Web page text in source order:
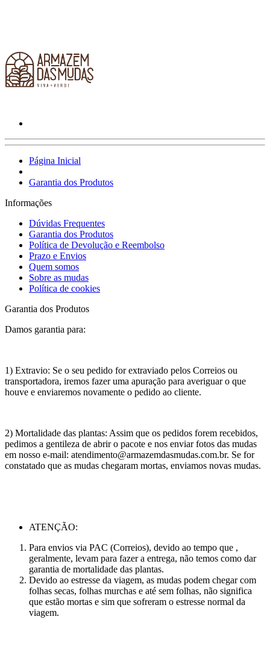
Página Inicial
Garantia dos Produtos
Informações
Dúvidas Frequentes
Garantia dos Produtos
Política de Devolução e Reembolso
Prazo e Envios
Quem somos
Sobre as mudas
Política de cookies
Garantia dos Produtos
Damos garantia para:
1) Extravio: Se o seu pedido for extraviado pelos Correios ou
transportadora, iremos fazer uma apuração para averiguar o que
houve e enviaremos novamente o pedido ao cliente.
2) Mortalidade das plantas: Assim que os pedidos forem recebidos,
pedimos a gentileza de abrir o pacote e nos enviar fotos das mudas
em nosso e-mail: atendimento@armazemdasmudas.com.br. Se for
constatado que as mudas chegaram mortas, enviamos novas mudas.
ATENÇÃO:
Para envios via PAC (Correios), devido ao tempo que ,
geralmente, levam para fazer a entrega, não temos como dar
garantia de mortalidade das plantas.
Devido ao estresse da viagem, as mudas podem chegar com
folhas secas, folhas murchas e até sem folhas, não significa
que estão mortas e sim que sofreram o estresse normal da
viagem.